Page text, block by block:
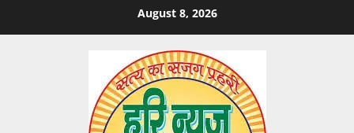
August 8, 2026